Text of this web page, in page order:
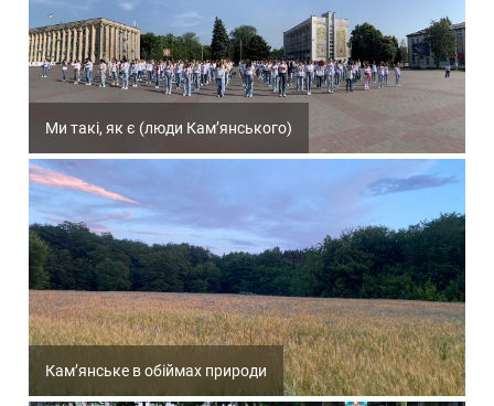
Ми такі, як є (люди Кам’янського)
Кам’янське в обіймах природи